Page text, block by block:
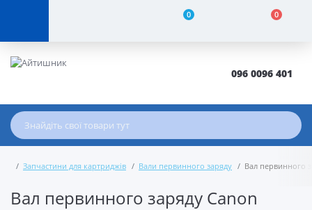
0 0
096 0096 401
Запчастини для картриджів Вали первинного заряду Вал первинного
Вал первинного заряду Canon